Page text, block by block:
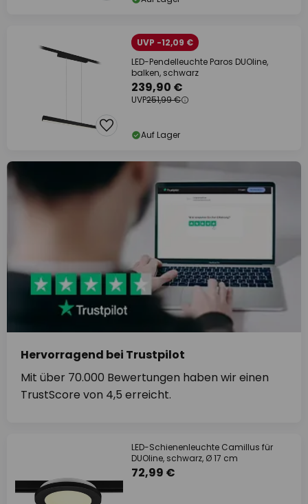
UVP -12,09 €
LED-Pendelleuchte Paros DUOline,
balken, schwarz
239,90 €
UVP251,99 €
Auf Lager
Hervorragend bei Trustpilot
Mit über 70.000 Bewertungen haben wir einen
TrustScore von 4,5 erreicht.
LED-Schienenleuchte Camillus für
DUOline, schwarz, Ø 17 cm
72,99 €